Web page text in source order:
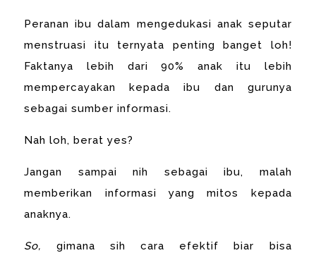
Peranan ibu dalam mengedukasi anak seputar
menstruasi itu ternyata penting banget loh!
Faktanya lebih dari 90% anak itu lebih
mempercayakan kepada ibu dan gurunya
sebagai sumber informasi.
Nah loh, berat yes?
Jangan sampai nih sebagai ibu, malah
memberikan informasi yang mitos kepada
anaknya.
So, gimana sih cara efektif biar bisa